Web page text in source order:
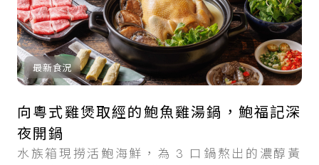
最新食況
向粵式雞煲取經的鮑魚雞湯鍋，鮑福記深
夜開鍋
水族箱現撈活鮑海鮮，為 3 口鍋熬出的濃醇黃